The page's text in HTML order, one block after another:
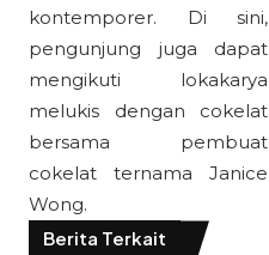
kontemporer. Di sini,
pengunjung juga dapat
mengikuti lokakarya
melukis dengan cokelat
bersama pembuat
cokelat ternama Janice
Wong.
Berita Terkait